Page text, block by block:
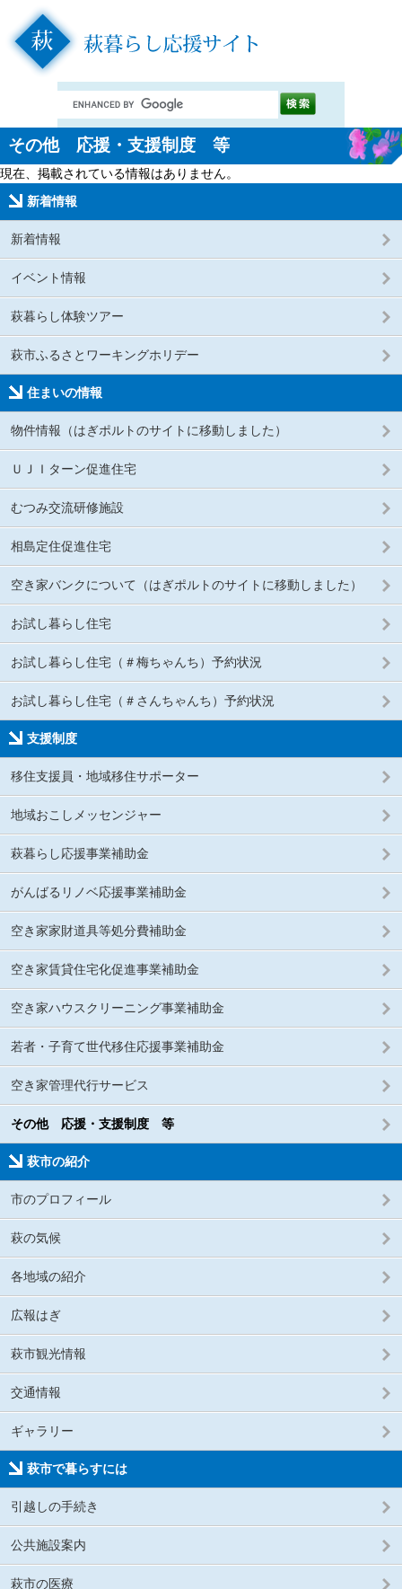
その他 応援・支援制度 等
現在、掲載されている情報はありません。
新着情報
新着情報
イベント情報
萩暮らし体験ツアー
萩市ふるさとワーキングホリデー
住まいの情報
物件情報（はぎポルトのサイトに移動しました）
ＵＪＩターン促進住宅
むつみ交流研修施設
相島定住促進住宅
空き家バンクについて（はぎポルトのサイトに移動しました）
お試し暮らし住宅
お試し暮らし住宅（＃梅ちゃんち）予約状況
お試し暮らし住宅（＃さんちゃんち）予約状況
支援制度
移住支援員・地域移住サポーター
地域おこしメッセンジャー
萩暮らし応援事業補助金
がんばるリノベ応援事業補助金
空き家家財道具等処分費補助金
空き家賃貸住宅化促進事業補助金
空き家ハウスクリーニング事業補助金
若者・子育て世代移住応援事業補助金
空き家管理代行サービス
その他 応援・支援制度 等
萩市の紹介
市のプロフィール
萩の気候
各地域の紹介
広報はぎ
萩市観光情報
交通情報
ギャラリー
萩市で暮らすには
引越しの手続き
公共施設案内
萩市の医療